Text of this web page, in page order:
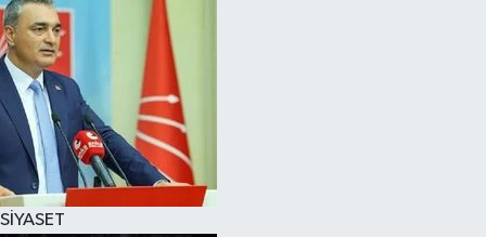
SİYASET